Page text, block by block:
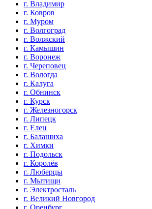
г. Владимир
г. Ковров
г. Муром
г. Волгоград
г. Волжский
г. Камышин
г. Воронеж
г. Череповец
г. Вологда
г. Калуга
г. Обнинск
г. Курск
г. Железногорск
г. Липецк
г. Елец
г. Балашиха
г. Химки
г. Подольск
г. Королёв
г. Люберцы
г. Мытищи
г. Электросталь
г. Великий Новгород
г. Оренбург